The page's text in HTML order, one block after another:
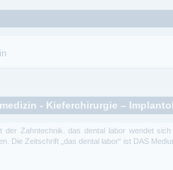
- Kieferchirurgie –
der Zahntechnik. das dental labor wendet
Die Zeitschrift „das dental labor“ ist DAS